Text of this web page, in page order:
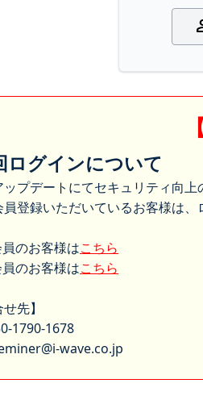
グインについて
プデートにてセキュリティ向上
登録いただいているお客様は、
のお客様はこちら
のお客様はこちら
先】
1790-1678
wave.co.jp